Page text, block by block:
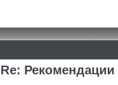
Re: